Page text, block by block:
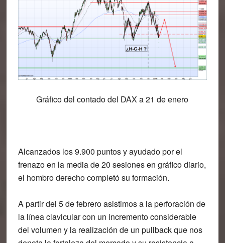
Gráfico del contado del DAX a 21 de enero
Alcanzados los 9.900 puntos y ayudado por el
frenazo en la media de 20 sesiones en gráfico diario,
el hombro derecho completó su formación.
A partir del 5 de febrero asistimos a la perforación de
la línea clavicular con un incremento considerable
del volumen y la realización de un pullback que nos